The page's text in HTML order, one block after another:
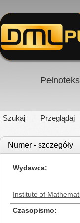
Szukaj Przeglądaj
Numer - szczegóły
Wydawca
Institute of
Czasopismo